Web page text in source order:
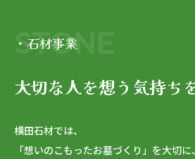
・石材事業
STONE
大切な人を想う気持ち
横田石材では、
「想いのこもったお墓づくり」を大切に、